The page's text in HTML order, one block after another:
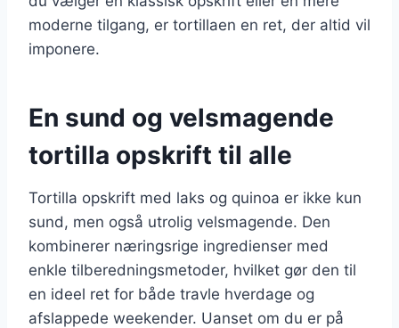
moderne tilgang, er tortillaen en ret, der altid vil
imponere.
En sund og velsmagende
tortilla opskrift til alle
Tortilla opskrift med laks og quinoa er ikke kun
sund, men også utrolig velsmagende. Den
kombinerer næringsrige ingredienser med
enkle tilberedningsmetoder, hvilket gør den til
en ideel ret for både travle hverdage og
afslappede weekender. Uanset om du er på